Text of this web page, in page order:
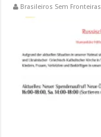
Brasileiros Sem Fronteiras